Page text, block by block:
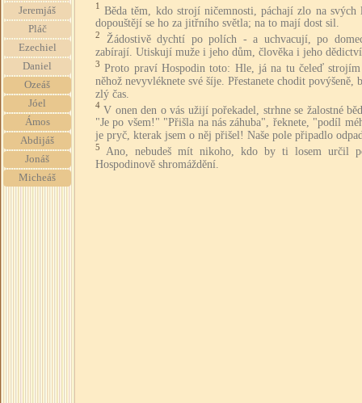
Jeremjáš
Pláč
Ezechiel
Daniel
Ozeáš
Jóel
Ámos
Abdijáš
Jonáš
Micheáš
1 Běda těm, kdo strojí ničemnosti, páchají zlo na svých
dopouštějí se ho za jitřního světla; na to mají dost sil.
2
Žádostivě dychtí po polích - a uchvacují, po
zabírají. Utiskují muže i jeho dům, člověka i jeho
3 Proto praví Hospodin toto: Hle, já na tu čeleď
něhož nevyvléknete své šíje. Přestanete chodit povýšeně,
zlý čas.
4 V onen den o vás užijí pořekadel, strhne se žalostné
"Je po všem!" "Přišla na nás záhuba", řeknete, "podíl
je pryč, kterak jsem o něj přišel! Naše pole připadlo
5
Ano, nebudeš mít nikoho, kdo by ti losem určil
Hospodinově shromáždění.